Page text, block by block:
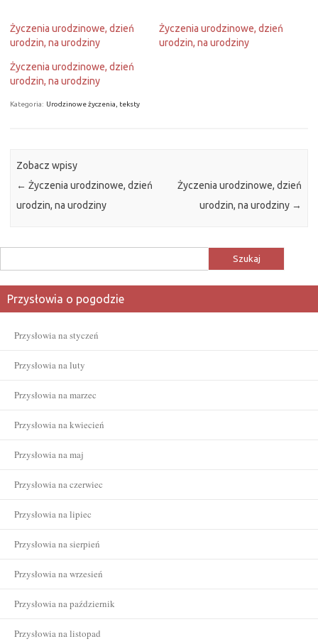
Życzenia urodzinowe, dzień
urodzin, na urodziny
Życzenia urodzinowe, dzień
urodzin, na urodziny
Życzenia urodzinowe, dzień
urodzin, na urodziny
Kategoria: Urodzinowe życzenia, teksty
Zobacz wpisy
← Życzenia urodzinowe, dzień
urodzin, na urodziny
Życzenia urodzinowe, dzień
urodzin, na urodziny →
Przysłowia o pogodzie
Przysłowia na styczeń
Przysłowia na luty
Przysłowia na marzec
Przysłowia na kwiecień
Przysłowia na maj
Przysłowia na czerwiec
Przysłowia na lipiec
Przysłowia na sierpień
Przysłowia na wrzesień
Przysłowia na październik
Przysłowia na listopad